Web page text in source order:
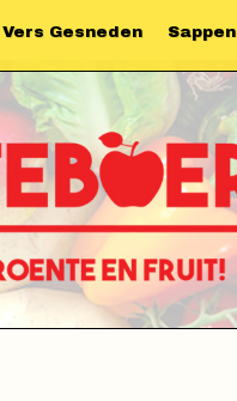
Vers Gesneden Sappen